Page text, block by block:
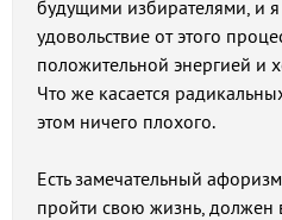
будущими избирателями, и
удовольствие от этого
положительной энергией и
Что же касается
этом ничего плохого.
Есть замечательный
пройти свою жизнь, должен